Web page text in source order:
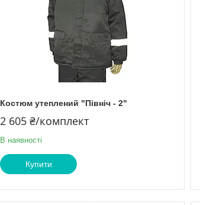
Костюм утеплений "Північ - 2"
2 605 ₴/комплект
В наявності
Купити